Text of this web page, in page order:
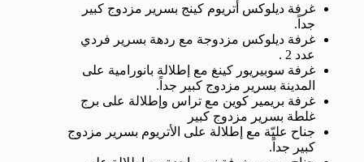
غرفة ديلوكس أتريوم كينج بسرير مزدوج كبير
جداً.
غرفة ديلوكس مزدوجة مع ردهة بسرير فردي
عدد 2 .
غرفة سوبيريور كينغ مع إطلالة بانورامية على
المدينة بسرير مزدوج كبير جداً.
غرفة بريمير كوين مع تراس وإطلالة على برج
غلطة بسرير مزدوج كبير
جناح عليّة مع إطلالة على الأتريوم بسرير مزدوج
كبير جداً.